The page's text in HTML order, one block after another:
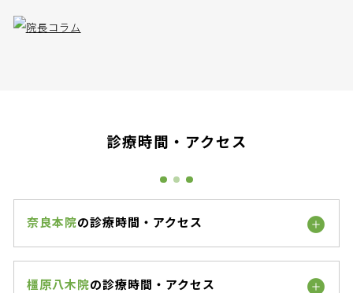
診療時間・アクセス
奈良本院の診療時間・アクセス
橿原八木院の診療時間・アクセス